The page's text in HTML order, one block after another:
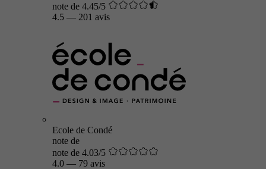
note de 4.45/5
4.5 — 201 avis
Ecole de Condé
note de
note de 4.03/5
4.0 — 79 avis